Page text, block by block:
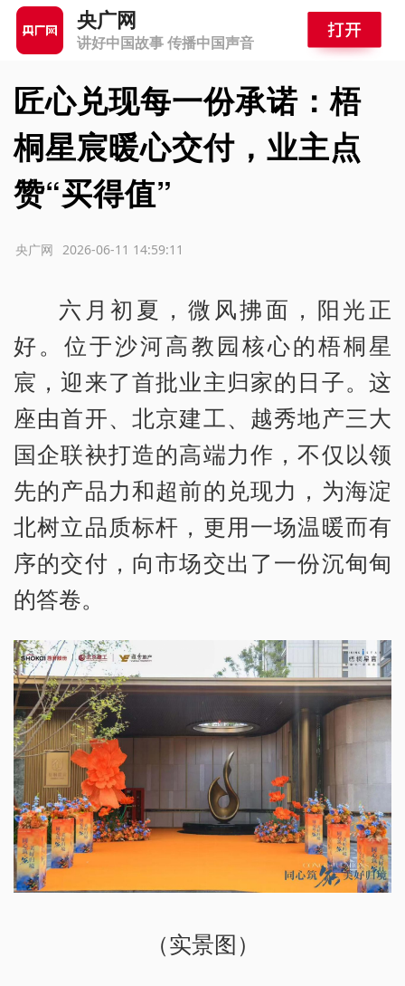
央广网
讲好中国故事 传播中国声音
匠心兑现每一份承诺：梧
桐星宸暖心交付，业主点
赞“买得值”
2026-06-11 14:59:11
央广网
六月初夏，微风拂面，阳光正
好。位于沙河高教园核心的梧桐星
宸，迎来了首批业主归家的日子。这
座由首开、北京建工、越秀地产三大
国企联袂打造的高端力作，不仅以领
先的产品力和超前的兑现力，为海淀
北树立品质标杆，更用一场温暖而有
序的交付，向市场交出了一份沉甸甸
的答卷。
（实景图）